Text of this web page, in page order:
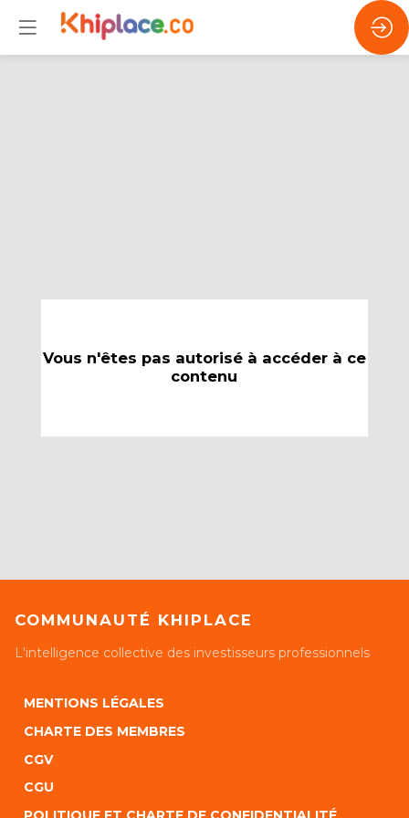
Vous n'êtes pas autorisé à accéder à ce
contenu
COMMUNAUTÉ KHIPLACE
L'intelligence collective des investisseurs professionnels
MENTIONS LÉGALES
CHARTE DES MEMBRES
CGV
CGU